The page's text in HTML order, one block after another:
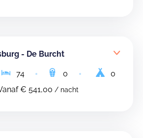
- De Burcht
74 0
0
€ 541,00 / nacht